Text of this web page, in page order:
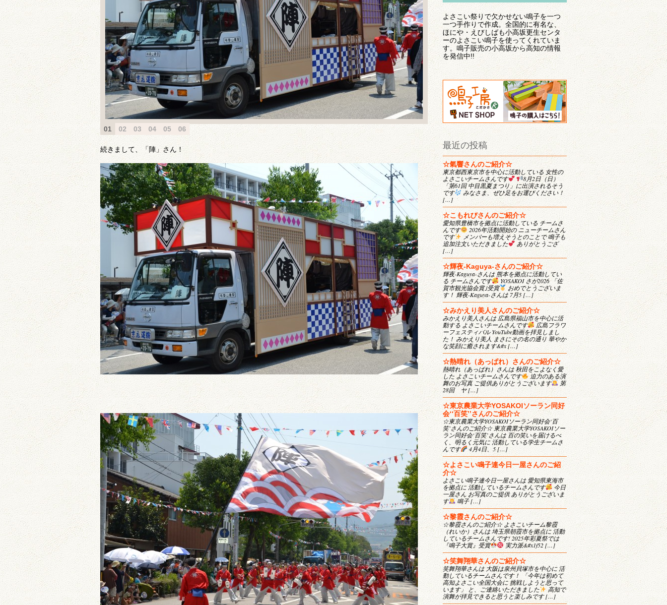
01 02 03 04 05 06
続きまして、「陣」さん！
よさこい祭りで欠かせない鳴子を一つ
一つ手作りで作成。全国的に有名な、
ほにや・えびしばも小高坂更生センタ
ーのよさこい鳴子を使ってくれていま
す。鳴子販売の小高坂から高知の情報
を発信中!!
最近の投稿
☆氣響さんのご紹介☆
東京都西東京市を中心に活動している 女性の
よさこいチームさんです
8月2日（日）
「第61回 中目黒夏まつり」に出演されるそう
です
みなさま、ぜひ足をお運びください！
[…]
☆こもれびさんのご紹介☆
愛知県豊橋市を拠点に活動している チームさ
んです
2026年活動開始の ニューチームさん
です
メンバーも増えそうとのことで 鳴子も
追加注文いただきました
ありがとうござ
[…]
☆輝夜-Kaguya-さんのご紹介☆
輝夜-Kaguya-さんは 熊本を拠点に活動してい
る チームさんです
YOSAKOI さが2026 「佐
賀市観光協会賞｣受賞
おめでとうございま
す！ 輝夜-Kaguya-さんは 7月5 […]
☆みかえり美人さんのご紹介☆
みかえり美人さんは 広島県福山市を中心に活
動する よさこいチームさんです
広島フラワ
ーフェスティバル YouTube動画を拝見しまし
た！ みかえり美人 まさにその名の通り 華やか
な笑顔に癒されます&#x […]
☆熱晴れ（あっぱれ）さんのご紹介☆
熱晴れ（あっぱれ）さんは 秋田をこよなく愛
した よさこいチームさんです
迫力のある演
舞のお写真 ご提供ありがとうございます
第
28回 ヤ […]
☆東京農業大学YOSAKOIソーラン同好
会‘‘百笑’’さんのご紹介☆
☆東京農業大学YOSAKOIソーラン同好会‘百
笑’さんのご紹介☆ 東京農業大学YOSAKOIソー
ラン同好会‘百笑’さんは 百の笑いを届けるべ
く、明るく元気に 活動している学生チームさ
んです
4月4日、5 […]
☆よさこい鳴子連今日一屋さんのご紹
介☆
よさこい鳴子連今日一屋さんは 愛知県東海市
を拠点に 活動しているチームさんです
今日
一屋さん お写真のご提供 ありがとうございま
す
鳴子 […]
☆黎霞さんのご紹介☆
☆黎霞さんのご紹介☆ よさこいチーム黎霞
（れいか）さんは 埼玉県朝霞市を拠点に 活動
しているチームさんです! 2025年彩夏祭では
『鳴子大賞』受賞
実力派&#x1f52 […]
☆笑舞翔華さんのご紹介☆
笑舞翔華さんは 大阪は泉州貝塚市を中心に 活
動しているチームさんです！ 「今年は初めて
高知よさこい全国大会に 挑戦しようと思って
います」 と、ご連絡いただきました
高知で
演舞が拝見できると思うと楽しみです […]